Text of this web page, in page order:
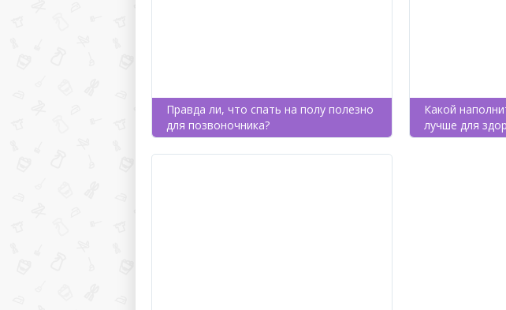
Правда ли, что спать на полу полезно
для позвоночника?
Какой
лучше для